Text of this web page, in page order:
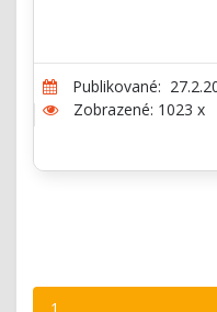
Publikované:
Zobrazené: 1023 x